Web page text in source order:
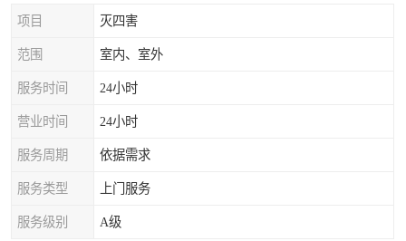
项目 灭四害
范围 室内、室外
服务时间 24小时
营业时间 24小时
服务周期 依据需求
服务类型 上门服务
服务级别 A级